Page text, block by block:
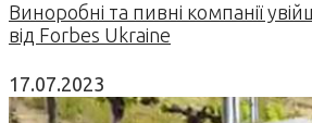
Виноробні та пивні компанії
від Forbes Ukraine
17.07.2023